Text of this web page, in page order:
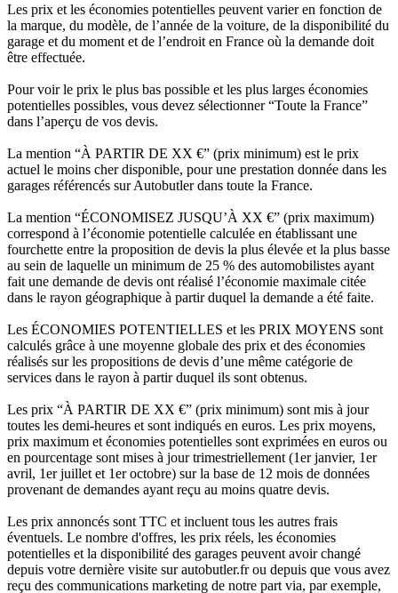
Les prix et les économies potentielles peuvent varier en fonction de
la marque, du modèle, de l’année de la voiture, de la disponibilité du
garage et du moment et de l’endroit en France où la demande doit
être effectuée.
Pour voir le prix le plus bas possible et les plus larges économies
potentielles possibles, vous devez sélectionner “Toute la France”
dans l’aperçu de vos devis.
La mention “À PARTIR DE XX €” (prix minimum) est le prix
actuel le moins cher disponible, pour une prestation donnée dans les
garages référencés sur Autobutler dans toute la France.
La mention “ÉCONOMISEZ JUSQU’À XX €” (prix maximum)
correspond à l’économie potentielle calculée en établissant une
fourchette entre la proposition de devis la plus élevée et la plus basse
au sein de laquelle un minimum de 25 % des automobilistes ayant
fait une demande de devis ont réalisé l’économie maximale citée
dans le rayon géographique à partir duquel la demande a été faite.
Les ÉCONOMIES POTENTIELLES et les PRIX MOYENS sont
calculés grâce à une moyenne globale des prix et des économies
réalisés sur les propositions de devis d’une même catégorie de
services dans le rayon à partir duquel ils sont obtenus.
Les prix “À PARTIR DE XX €” (prix minimum) sont mis à jour
toutes les demi-heures et sont indiqués en euros. Les prix moyens,
prix maximum et économies potentielles sont exprimées en euros ou
en pourcentage sont mises à jour trimestriellement (1er janvier, 1er
avril, 1er juillet et 1er octobre) sur la base de 12 mois de données
provenant de demandes ayant reçu au moins quatre devis.
Les prix annoncés sont TTC et incluent tous les autres frais
éventuels. Le nombre d'offres, les prix réels, les économies
potentielles et la disponibilité des garages peuvent avoir changé
depuis votre dernière visite sur autobutler.fr ou depuis que vous avez
reçu des communications marketing de notre part via, par exemple,